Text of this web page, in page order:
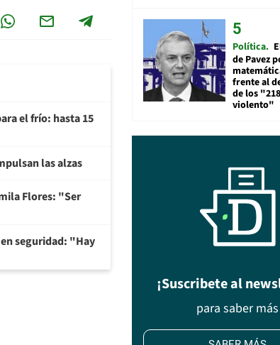
el frío: hasta 15
las alzas
Flores: "Ser
seguridad: "Hay
Política
de Pavez
frente al
de los
violento"
¡Suscribete al
para saber más